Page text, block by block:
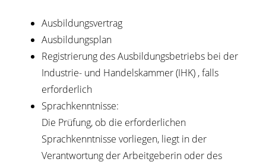
Ausbildungsvertrag
Ausbildungsplan
Registrierung des Ausbildungsbetriebs bei der
Industrie- und Handelskammer (IHK) , falls
erforderlich
Sprachkenntnisse:
Die Prüfung, ob die erforderlichen
Sprachkenntnisse vorliegen, liegt in der
Verantwortung der Arbeitgeberin oder des